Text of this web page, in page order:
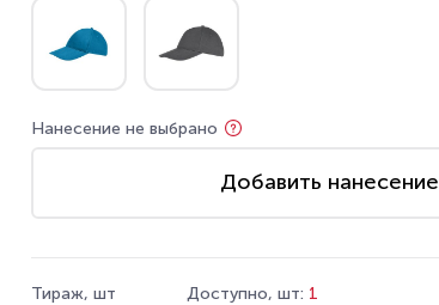
Нанесение не выбрано
Добавить нанесение
Тираж, шт Доступно, шт: 1